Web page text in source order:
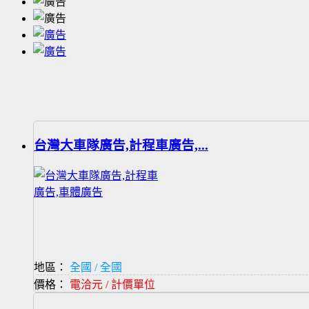
台灣大車隊廣告,計程車廣告,...
地區：
全國 / 全國
價格： 電洽元 / 計價單位